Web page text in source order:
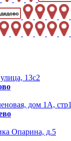
13с2
дом 1А, стр1
Опарина, д.5